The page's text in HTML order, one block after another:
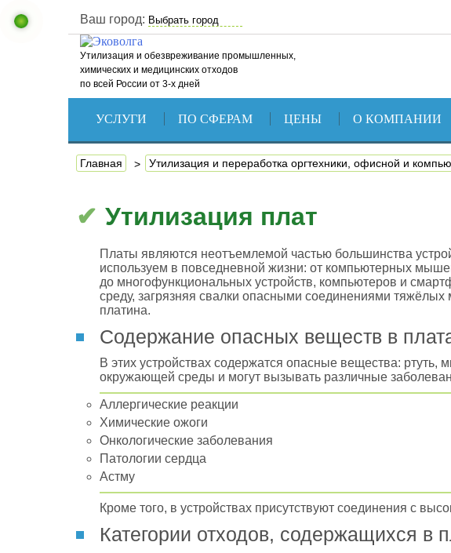
Ваш город:
Утилизация и обезвреживание промышленных,
химических и медицинских отходов
по всей России от 3-х дней
УСЛУГИ ПО СФЕРАМ ЦЕНЫ О КОМПАНИИ
Главная Утилизация и переработка оргтехники, офисной и
Утилизация плат
Платы являются неотъемлемой частью большинства
используем в повседневной жизни: от компьютерных
до многофункциональных устройств, компьютеров и
среду, загрязняя свалки опасными соединениями
платина.
Содержание опасных веществ в
В этих устройствах содержатся опасные вещества:
окружающей среды и могут вызывать различные
Аллергические реакции
Химические ожоги
Онкологические заболевания
Патологии сердца
Астму
Кроме того, в устройствах присутствуют соединения с
Категории отходов, содержащихся в